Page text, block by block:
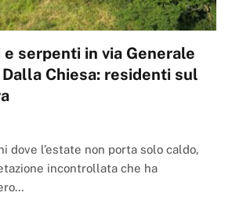
serpenti in via Generale
Chiesa: residenti sul
dove l’estate non porta solo caldo,
incontrollata che ha